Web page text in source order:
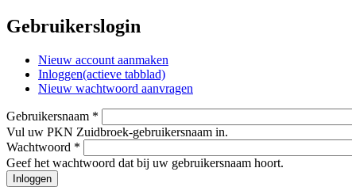
Gebruikerslogin
Nieuw account aanmaken
Inloggen(actieve tabblad)
Nieuw wachtwoord aanvragen
Gebruikersnaam *
Vul uw PKN Zuidbroek-gebruikersnaam in.
Wachtwoord *
Geef het wachtwoord dat bij uw gebruikersnaam hoort.